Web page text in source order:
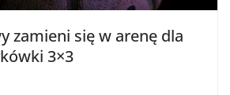
zamieni się w arenę dla
3×3